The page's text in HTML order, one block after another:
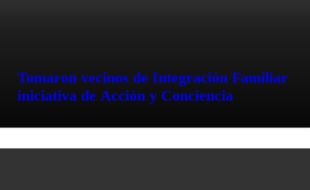
Tomaron vecinos de Integración Familiar
iniciativa de Acción y Conciencia